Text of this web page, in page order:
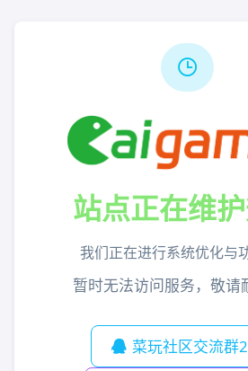
站点正在维
我们正在进行系统优化与
暂时无法访问服务，敬请
菜玩社区交流群